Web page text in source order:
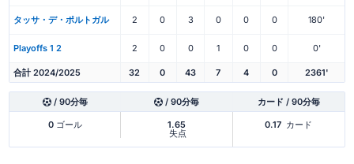
タッサ・デ・ポルトガル 2 0 3 0 0 0 180'
Playoffs 1 2 2 0 0 1 0 0 0'
合計 2024/2025 32 0 43 7 4 0 2361'
/ 90分毎 / 90分毎 カード / 90分毎
0ゴール 1.65
失点
0.17 カード